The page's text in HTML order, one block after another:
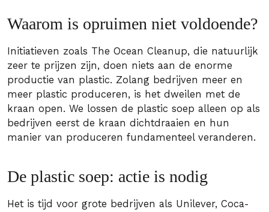
Waarom is opruimen niet voldoende?
Initiatieven zoals The Ocean Cleanup, die natuurlijk
zeer te prijzen zijn, doen niets aan de enorme
productie van plastic. Zolang bedrijven meer en
meer plastic produceren, is het dweilen met de
kraan open. We lossen de plastic soep alleen op als
bedrijven eerst de kraan dichtdraaien en hun
manier van produceren fundamenteel veranderen.
De plastic soep: actie is nodig
Het is tijd voor grote bedrijven als Unilever, Coca-